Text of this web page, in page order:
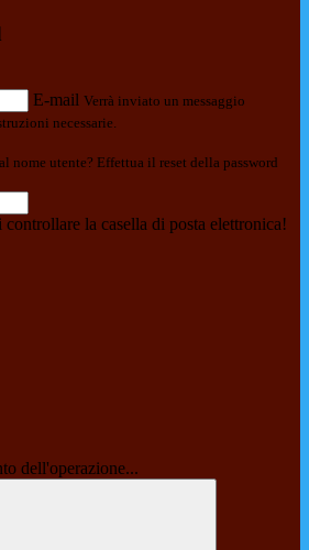
E-mail Verrà inviato un messaggio
necessarie.
nome utente? Effettua il reset della password
la casella di posta elettronica!
dell'operazione...